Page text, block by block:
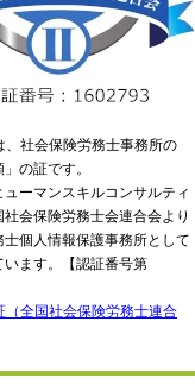
社会保険労務士事務所の
」の証です。
ーマンスキルコンサルティ
社会保険労務士会連合会より
士個人情報保護事務所として
います。【認証番号第
全国社会保険労務士連合